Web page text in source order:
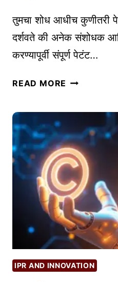
ठी
E
O
र्ग
र्श
:
१
५
टि
प्स
S
E
O
F
तुमचा शोध आधीच
दर्शवते की अनेक संशोधक
करण्यापूर्वी संपूर्ण पेटंट…
READ MORE सं
टं
ट
शो
ध
क
र
ण्या
च्या
यो
ग्य
प
IPR AND INNOVATION